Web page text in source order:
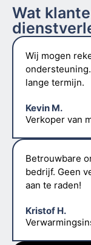
Wat
Wij mogen
lange termijn.
Kevin M.
Verkoper van
Betrouwbare
bedrijf. Geen
aan te raden!
Kristof H.